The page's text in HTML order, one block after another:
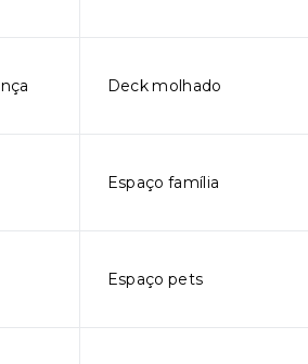
Deck molhado
Espaço família
Espaço pets